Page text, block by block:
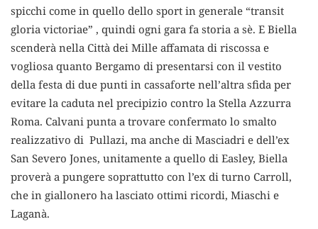
spicchi come in quello dello sport in generale “transit
gloria victoriae” , quindi ogni gara fa storia a sè. E Biella
scenderà nella Città dei Mille affamata di riscossa e
vogliosa quanto Bergamo di presentarsi con il vestito
della festa di due punti in cassaforte nell’altra sfida per
evitare la caduta nel precipizio contro la Stella Azzurra
Roma. Calvani punta a trovare confermato lo smalto
realizzativo di Pullazi, ma anche di Masciadri e dell’ex
San Severo Jones, unitamente a quello di Easley, Biella
proverà a pungere soprattutto con l’ex di turno Carroll,
che in giallonero ha lasciato ottimi ricordi, Miaschi e
Laganà.